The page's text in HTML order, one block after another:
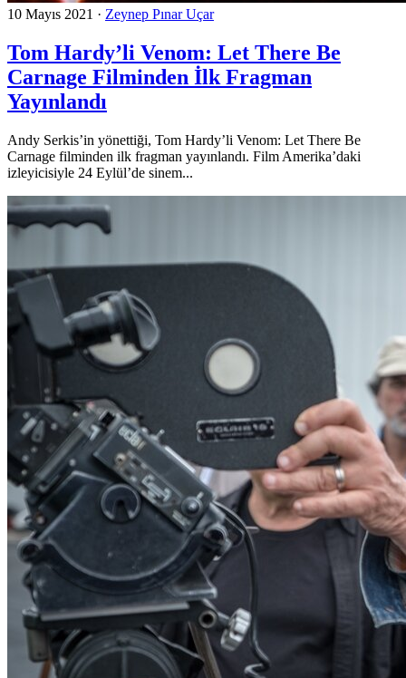
10 Mayıs 2021 · Zeynep Pınar Uçar
Tom Hardy’li Venom: Let There Be
Carnage Filminden İlk Fragman
Yayınlandı
Andy Serkis’in yönettiği, Tom Hardy’li Venom: Let There Be
Carnage filminden ilk fragman yayınlandı. Film Amerika’daki
izleyicisiyle 24 Eylül’de sinem...